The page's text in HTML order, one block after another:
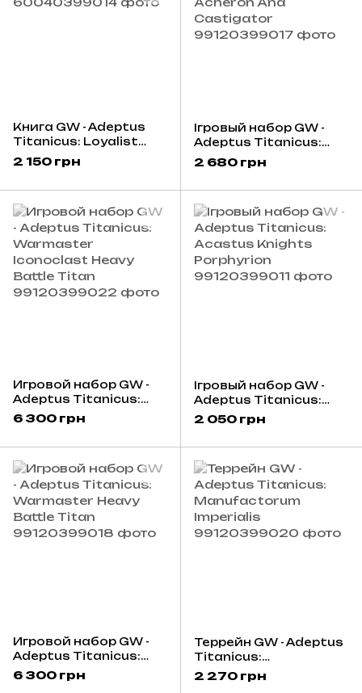
Книга GW - Adeptus
Titanicus: Loyalist
Legios (Eng)
2 150 грн
Ігровый набор GW -
Adeptus Titanicus:
Cerastus Knights
Acheron And
2 680 грн
Игровой набор GW -
Adeptus Titanicus:
Warmaster Iconoclast
Heavy Battle Titan
6 300 грн
Ігровый набор GW -
Adeptus Titanicus:
Acastus Knights
Porphyrion
2 050 грн
Игровой набор GW -
Adeptus Titanicus:
Warmaster Heavy
Battle Titan
6 300 грн
Террейн GW - Adeptus
Titanicus:
Manufactorum
Imperialis
2 270 грн